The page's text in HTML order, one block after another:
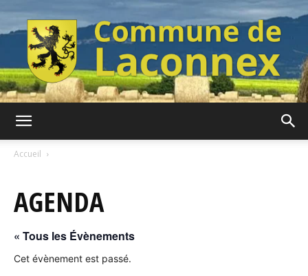
Laconnex
Accueil
AGENDA
« Tous les Évènements
Cet évènement est passé.